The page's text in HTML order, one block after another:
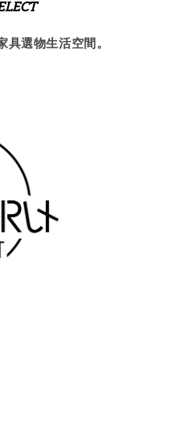
具選物生活空間。